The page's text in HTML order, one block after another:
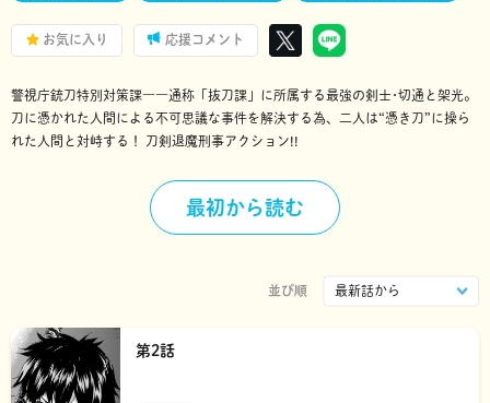
お気に入り 応援コメント
警視庁銃刀特別対策課――通称「抜刀課」に所属する最強の剣士･切通と架光。
刀に憑かれた人間による不可思議な事件を解決する為、二人は“憑き刀”に操ら
れた人間と対峙する！ 刀剣退魔刑事アクション!!
最初から読む
並び順
第2話